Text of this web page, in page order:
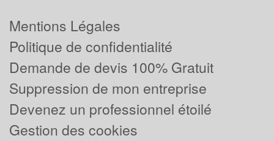
Mentions Légales
Politique de confidentialité
Demande de devis 100% Gratuit
Suppression de mon entreprise
Devenez un professionnel étoilé
Gestion des cookies